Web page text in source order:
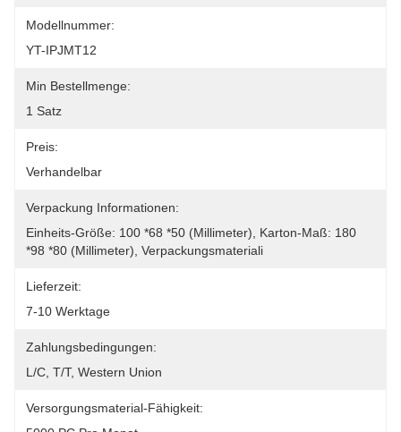
Modellnummer:
YT-IPJMT12
Min Bestellmenge:
1 Satz
Preis:
Verhandelbar
Verpackung Informationen:
Einheits-Größe: 100 *68 *50 (Millimeter), Karton-Maß: 180
*98 *80 (Millimeter), Verpackungsmateriali
Lieferzeit:
7-10 Werktage
Zahlungsbedingungen:
L/C, T/T, Western Union
Versorgungsmaterial-Fähigkeit: